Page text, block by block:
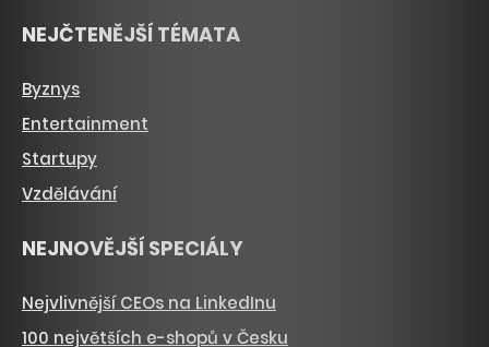
NEJČTENĚJŠÍ TÉMATA
Byznys
Entertainment
Startupy
Vzdělávání
NEJNOVĚJŠÍ SPECIÁLY
Nejvlivnější CEOs na LinkedInu
100 největších e-shopů v Česku